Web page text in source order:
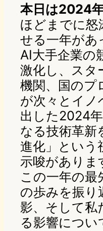
本日は2024
ほどまでに怒
せる一年があ
AI大手企業の
激化し、スタ
機関、国のプ
が次々とイノ
出した2024
なる技術革新
進化」という
示唆がありま
この一年の最
の歩みを振り
影、そして私
る影響につい